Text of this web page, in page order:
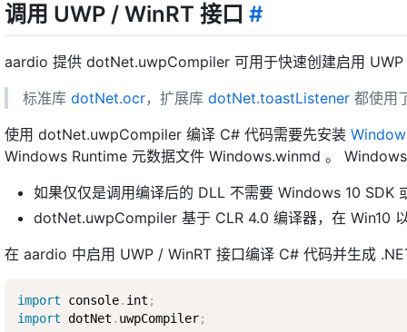
调用 UWP / WinRT 接口 #
aardio 提供 dotNet.uwpCompiler 可用于快速创建启用
标准库 dotNet.ocr，扩展库 dotNet.toastListener 都使用
使用 dotNet.uwpCompiler 编译 C# 代码需要先安装
Windows Runtime 元数据文件 Windows.winmd 。
如果仅仅是调用编译后的 DLL 不需要 Windows 10 SDK
dotNet.uwpCompiler 基于 CLR 4.0 编译器，在 Win10
在 aardio 中启用 UWP / WinRT 接口编译 C# 代码并生成
import console. int ;
import dotNet . uwpCompiler;